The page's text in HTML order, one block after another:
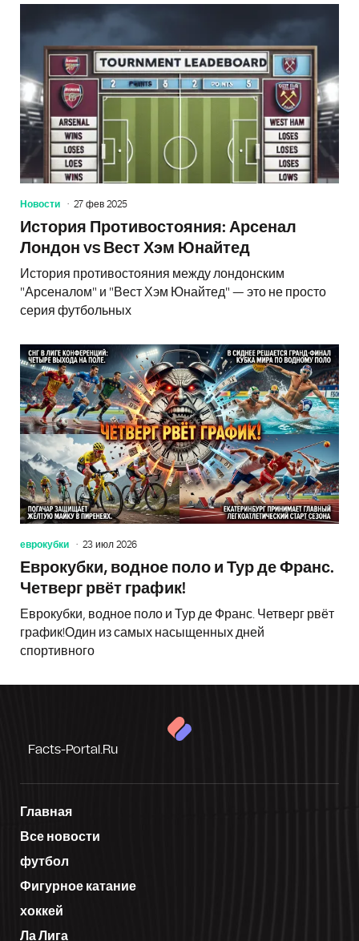
Новости 27 фев 2025
История Противостояния: Арсенал
Лондон vs Вест Хэм Юнайтед
История противостояния между лондонским
"Арсеналом" и "Вест Хэм Юнайтед" — это не просто
серия футбольных
еврокубки 23 июл 2026
Еврокубки, водное поло и Тур де Франс.
Четверг рвёт график!
Еврокубки, водное поло и Тур де Франс. Четверг рвёт
график!Один из самых насыщенных дней
спортивного
Facts-Portal.ru
Главная
Все новости
футбол
Фигурное катание
хоккей
Ла Лига